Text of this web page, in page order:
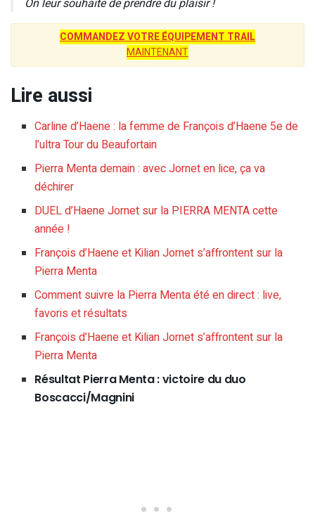
On leur souhaite de prendre du plaisir !
COMMANDEZ VOTRE ÉQUIPEMENT TRAIL
MAINTENANT
Lire aussi
Carline d’Haene : la femme de François d’Haene 5e de
l’ultra Tour du Beaufortain
Pierra Menta demain : avec Jornet en lice, ça va
déchirer
DUEL d’Haene Jornet sur la PIERRA MENTA cette
année !
François d’Haene et Kilian Jornet s’affrontent sur la
Pierra Menta
Comment suivre la Pierra Menta été en direct : live,
favoris et résultats
François d’Haene et Kilian Jornet s’affrontent sur la
Pierra Menta
Résultat Pierra Menta : victoire du duo
Boscacci/Magnini